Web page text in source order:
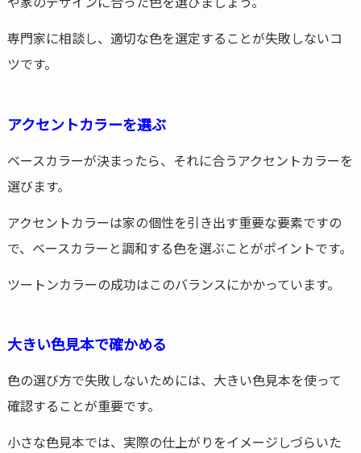
専門家に相談し、適切な色を選定することが失敗しないコ
ツです。
アクセントカラーを選ぶ
ベースカラーが決まったら、それに合うアクセントカラーを
選びます。
アクセントカラーは家の個性を引き出す重要な要素ですの
で、ベースカラーと調和する色を選ぶことがポイントです。
ツートンカラーの成功はこのバランスにかかっています。
大きい色見本で確かめる
色の選び方で失敗しないためには、大きい色見本を使って
確認することが重要です。
小さな色見本では、実際の仕上がりをイメージしづらいた